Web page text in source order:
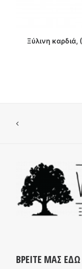
Ξύλινη
ΒΡΕΙΤΕ ΜΑΣ ΕΔΩ